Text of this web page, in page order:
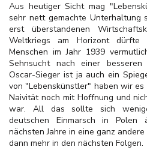
Aus heutiger Sicht mag
sehr nett gemachte Unterhaltung
erst überstandenen
Weltkriegs am Horizont
Menschen im Jahr 1939
Sehnsucht nach einer
Oscar-Sieger ist ja auch ein
von "Lebenskünstler" haben wir es
Naivität noch mit Hoffnung und
war. All das sollte sich
deutschen Einmarsch in Polen
nächsten Jahre in eine ganz
dann mehr in den nächsten Folgen.